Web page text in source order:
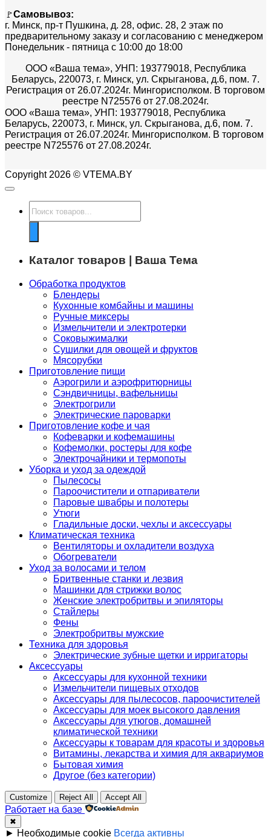
🚩Самовывоз:
г. Минск, пр-т Пушкина, д. 28, офис. 28, 2 этаж по
предварительному заказу и согласованию с менеджером
Понедельник - пятница с 10:00 до 18:00
ООО «Ваша тема», УНП: 193779018, Республика
Беларусь, 220073, г. Минск, ул. Скрыганова, д.6, пом. 7.
Регистрация от 26.07.2024г. Мингорисполком. В торговом
реестре N725576 от 27.08.2024г.
ООО «Ваша тема», УНП: 193779018, Республика
Беларусь, 220073, г. Минск, ул. Скрыганова, д.6, пом. 7.
Регистрация от 26.07.2024г. Мингорисполком. В торговом
реестре N725576 от 27.08.2024г.
Copyright 2026 © VTEMA.BY
товаров
Каталог товаров | Ваша Тема
Обработка продуктов
Блендеры
Кухонные комбайны и машины
Ручные миксеры
Измельчители и электротерки
Соковыжималки
Сушилки для овощей и фруктов
Мясорубки
Приготовление пищи
Аэрогрили и аэрофритюрницы
Сэндвичницы, вафельницы
Электрогрили
Электрические пароварки
Приготовление кофе и чая
Кофеварки и кофемашины
Кофемолки, ростеры для кофе
Электрочайники и термопоты
Уборка и уход за одеждой
Пылесосы
Пароочистители и отпариватели
Паровые швабры и полотеры
Утюги
Гладильные доски, чехлы и аксессуары
Климатическая техника
Вентиляторы и охладители воздуха
Обогреватели
Уход за волосами и телом
Бритвенные станки и лезвия
Машинки для стрижки волос
Женские электробритвы и эпиляторы
Стайлеры
Фены
Электробритвы мужские
Техника для здоровья
Электрические зубные щетки и ирригаторы
Аксессуары
Аксессуары для кухонной техники
Измельчители пищевых отходов
Аксессуары для пылесосов, пароочистителей
Аксессуары для моек высокого давления
Аксессуары для утюгов, домашней
климатической техники
Аксессуары к товарам для красоты и здоровья
Витамины, лекарства и химия для аквариумов
Бытовая химия
Другое (без категории)
Customize Reject All Accept All
Работает на базе
✖
► Необходимые cookie Всегда активны